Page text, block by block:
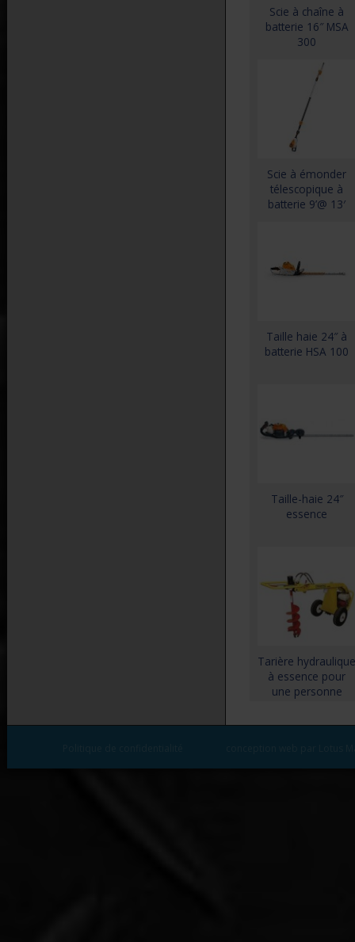
Scie à chaîne à
batterie 16″ MSA
300
Scie à émonder
télescopique à
batterie 9’@ 13′
Taille haie 24″ à
batterie HSA 100
Taille-haie 24″
essence
Tarière hydraulique
à essence pour
une personne